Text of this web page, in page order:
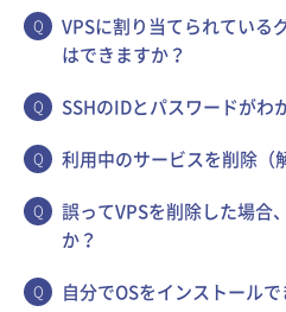
VPSに割り当てられている
はできますか？
SSHのIDとパスワードがわ
利用中のサービスを削除（
誤ってVPSを削除した場合
か？
自分でOSをインストール